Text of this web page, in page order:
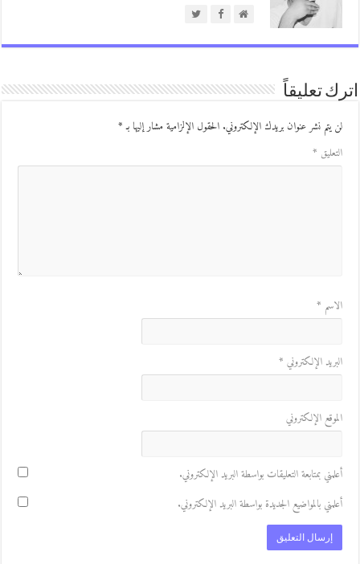
تعليقاً
يتم نشر عنوان بريدك الإلكتروني.الحقول الإلزامية مشار إليها بـ*
*
*
الإلكتروني*
الإلكتروني
بمتابعة التعليقات بواسطة البريد الإلكتروني.
بالمواضيع الجديدة بواسطة البريد الإلكتروني.